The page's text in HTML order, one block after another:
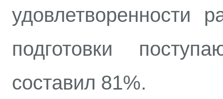
удовлетворенности
подготовки
составил 81%.